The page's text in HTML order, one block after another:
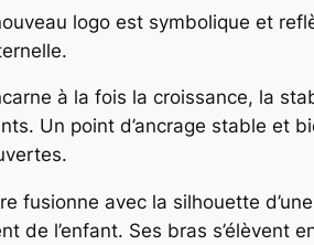
logo est symbolique et
à la fois la croissance, la
Un point d’ancrage stable et
fusionne avec la silhouette
de l’enfant. Ses bras